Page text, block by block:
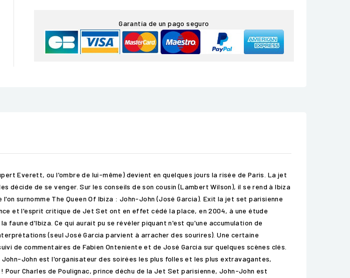
Garantía de un pago seguro
Everett, ou l'ombre de lui-même) devient en quelques jours la risée de Paris. La jet
décide de se venger. Sur les conseils de son cousin (Lambert Wilson), il se rend à Ibiza
surnomme The Queen Of Ibiza : John-John (José Garcia). Exit la jet set parisienne
et l'esprit critique de Jet Set ont en effet cédé la place, en 2004, à une étude
faune d'Ibiza. Ce qui aurait pu se révéler piquant n'est qu'une accumulation de
(seul José Garcia parvient à arracher des sourires). Une certaine
de commentaires de Fabien Onteniente et de José Garcia sur quelques scènes clés.
John est l'organisateur des soirées les plus folles et les plus extravagantes,
Charles de Poulignac, prince déchu de la Jet Set parisienne, John-John est